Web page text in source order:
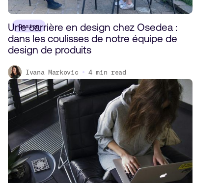
Design
Une carrière en design chez Osedea :
dans les coulisses de notre équipe de
design de produits
Ivana Markovic 4 min read